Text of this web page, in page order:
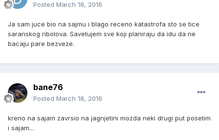
Posted March 18, 2016
Ja sam juce bio na sajmu i blago receno katastrofa sto se tice
saranskog ribolova. Savetujem sve koji planiraju da idu da ne
bacaju pare bezveze.
bane76
Posted March 18, 2016
kreno na sajam zavrsio na jagnjetini mozda neki drugi put posetim
i sajam...